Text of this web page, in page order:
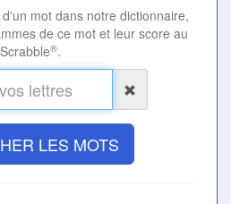
mot dans notre dictionnaire,
de ce mot et leur score au
Scrabble®.
LES MOTS